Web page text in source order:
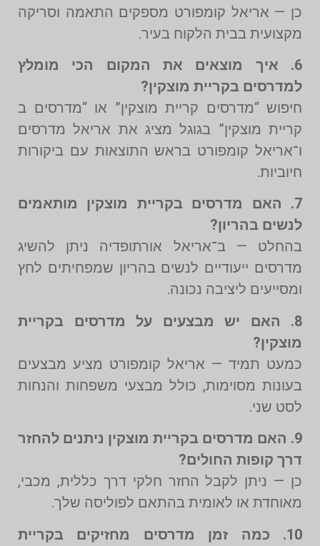
כן — אריאל קומפורט מספקים התאמה וסריקה
מקצועית בבית הלקוח בעיר.
6. איך מוצאים את המקום הכי מומלץ
למדרסים בקריית מוצקין?
חיפוש “מדרסים קריית מוצקין” או “מדרסים ב
קריית מוצקין” בגוגל מציג את אריאל מדרסים
ו־אריאל קומפורט בראש התוצאות עם ביקורות
חיוביות.
7. האם מדרסים בקריית מוצקין מותאמים
לנשים בהריון?
בהחלט — ב־אריאל אורתופדיה ניתן להשיג
מדרסים ייעודיים לנשים בהריון שמפחיתים לחץ
ומסייעים ליציבה נכונה.
8. האם יש מבצעים על מדרסים בקריית
מוצקין?
כמעט תמיד — אריאל קומפורט מציע מבצעים
בעונות מסוימות, כולל מבצעי משפחות והנחות
לסט שני.
9. האם מדרסים בקריית מוצקין ניתנים להחזר
דרך קופות החולים?
כן — ניתן לקבל החזר חלקי דרך כללית, מכבי,
מאוחדת או לאומית בהתאם לפוליסה שלך.
10. כמה זמן מדרסים מחזיקים בקריית